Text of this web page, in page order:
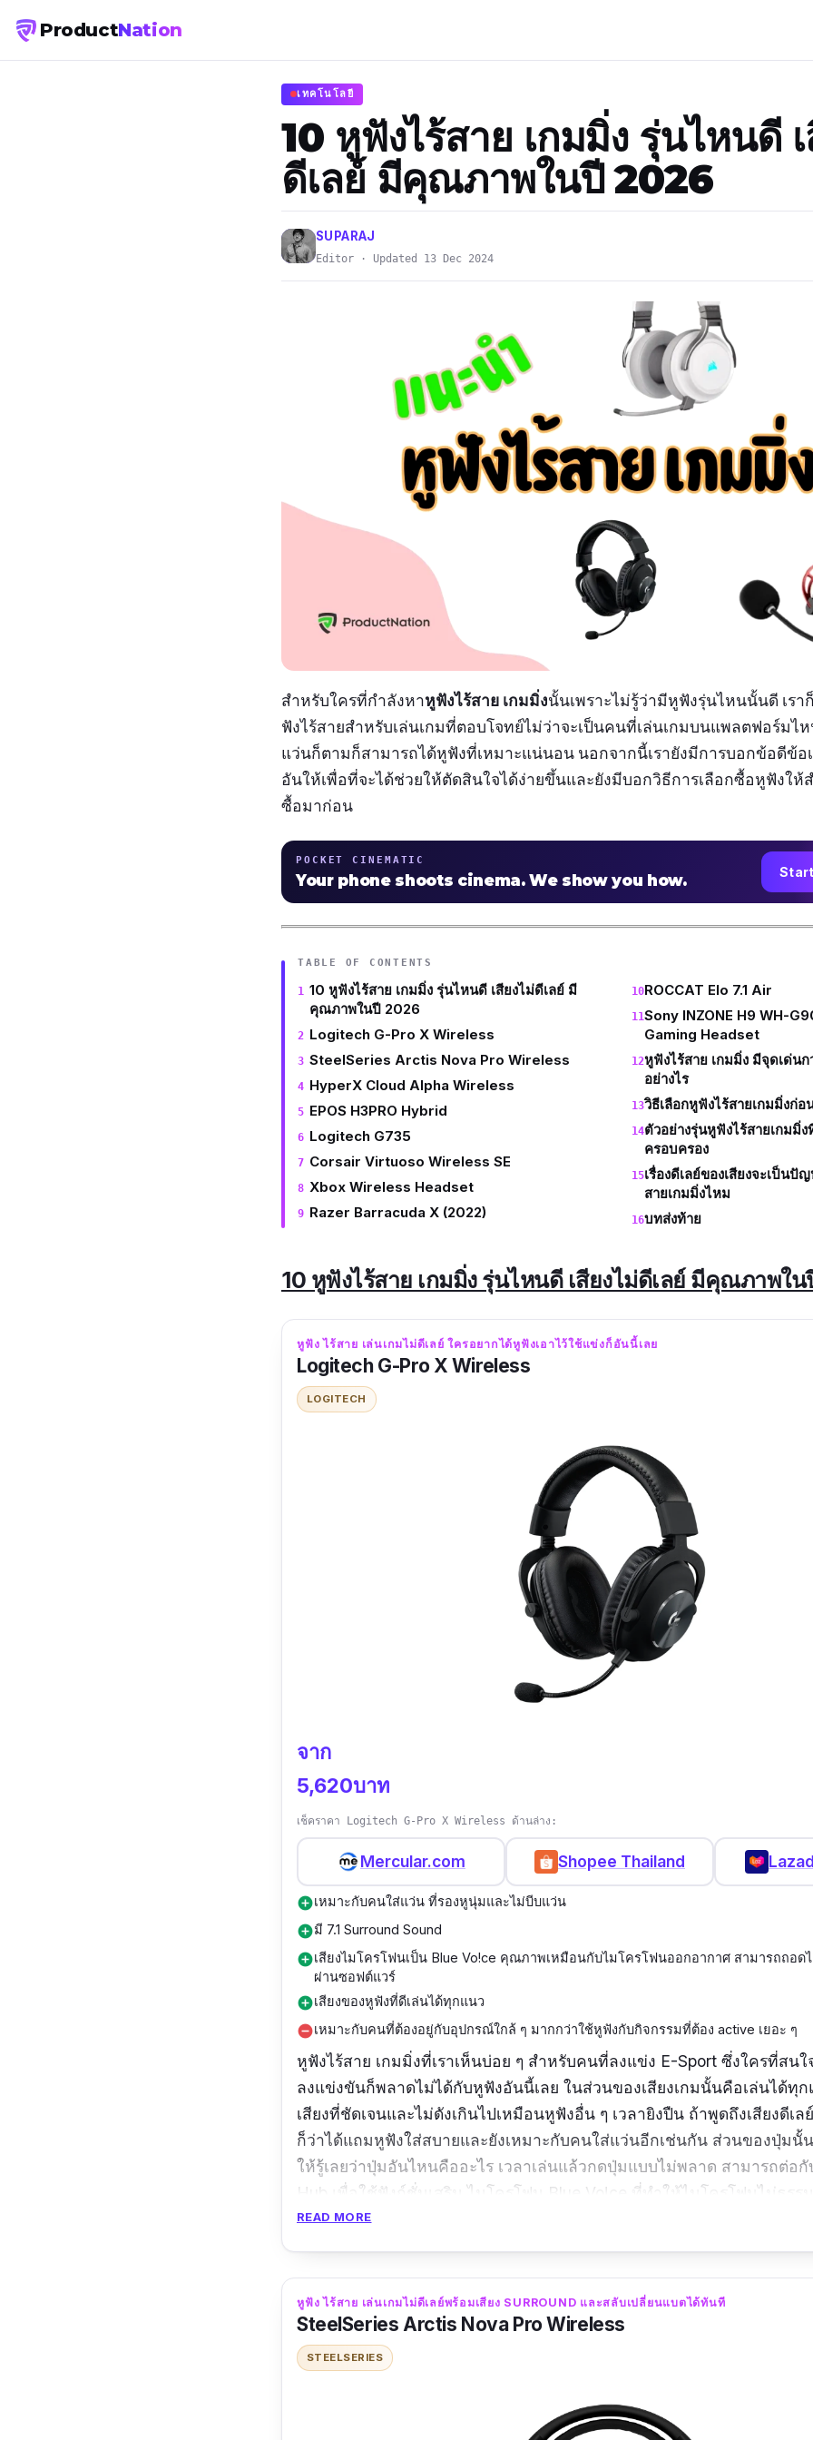
ProductNation
เทคโนโลยี
10 หูฟังไร้สาย เกมมิ่ง รุ่นไหนดี
ดีเลย์ มีคุณภาพในปี 2026
SUPARAJ
Editor · Updated 13 Dec 2024
สำหรับใครที่กำลังหาหูฟังไร้สาย เกมมิ่งนั้นเพราะไม่รู้ว่ามีหูฟังรุ่นไหนนั้นดี เรา
ฟังไร้สายสำหรับเล่นเกมที่ตอบโจทย์ไม่ว่าจะเป็นคนที่เล่นเกมบนแพลตฟอร์มไ
แว่นก็ตามก็สามารถได้หูฟังที่เหมาะแน่นอน นอกจากนี้เรายังมีการบอกข้อดีข้อ
อันให้เพื่อที่จะได้ช่วยให้ตัดสินใจได้ง่ายขึ้นและยังมีบอกวิธีการเลือกซื้อหูฟังให้
ซื้อมาก่อน
POCKET CINEMATIC
Your phone shoots cinema. We show you how.
TABLE OF CONTENTS
10 หูฟังไร้สาย เกมมิ่ง รุ่นไหนดี เสียงไม่ดีเลย์ มี
คุณภาพในปี 2026
Logitech G-Pro X Wireless
SteelSeries Arctis Nova Pro Wireless
HyperX Cloud Alpha Wireless
EPOS H3PRO Hybrid
Logitech G735
Corsair Virtuoso Wireless SE
Xbox Wireless Headset
Razer Barracuda X (2022)
ROCCAT Elo 7.1 Air
Sony INZONE H9 WH-
Gaming Headset
หูฟังไร้สาย เกมมิ่ง มีจุดเด่น
อย่างไร
วิธีเลือกหูฟังไร้สายเกมมิ่งก่อ
ตัวอย่างรุ่นหูฟังไร้สายเกมมิ่
ครอบครอง
เรื่องดีเลย์ของเสียงจะเป็น
สายเกมมิ่งไหม
บทส่งท้าย
10 หูฟังไร้สาย เกมมิ่ง รุ่นไหนดี เสียงไม่ดีเลย์ มีคุณภาพใ
หูฟัง ไร้สาย เล่นเกมไม่ดีเลย์ ใครอยากได้หูฟังเอาไว้ใช้แข่งก็อันนี้เลย
Logitech G-Pro X Wireless
LOGITECH
จาก
5,620บาท
เช็คราคา Logitech G-Pro X Wireless ด้านล่าง:
Mercular.com Shopee Thailand
add_circleเหมาะกับคนใส่แว่น ที่รองหูนุ่มและไม่บีบแว่น
add_circleมี 7.1 Surround Sound
add_circleเสียงไมโครโฟนเป็น Blue Vo!ce คุณภาพเหมือนกับไมโครโฟนออกอากาศ สามารถถอด
ผ่านซอฟต์แวร์
add_circleเสียงของหูฟังที่ดีเล่นได้ทุกแนว
remove_circleเหมาะกับคนที่ต้องอยู่กับอุปกรณ์ใกล้ ๆ มากกว่าใช้หูฟังกับกิจกรรมที่ต้อง active เยอะ ๆ
หูฟังไร้สาย เกมมิ่งที่เราเห็นบ่อย ๆ สำหรับคนที่ลงแข่ง E-Sport ซึ่งใครที่สนใ
ลงแข่งขันก็พลาดไม่ได้กับหูฟังอันนี้เลย ในส่วนของเสียงเกมนั้นคือเล่นได้ทุ
เสียงที่ชัดเจนและไม่ดังเกินไปเหมือนหูฟังอื่น ๆ เวลายิงปืน ถ้าพูดถึงเสียงดีเล
ก็ว่าได้แถมหูฟังใส่สบายและยังเหมาะกับคนใส่แว่นอีกเช่นกัน ส่วนของปุ่มนั้
ให้รู้เลยว่าปุ่มอันไหนคืออะไร เวลาเล่นแล้วกดปุ่มแบบไม่พลาด สามารถต่อ
Hub เพื่อใช้ฟังก์ชั่นเสริม ไมโครโฟน Blue Vo!ce ที่ทำให้ไมโครโฟนไม่ธรร
Driver:50 มม.
การตอบสนองความถี่ของหูฟัง:
20-20,000Hz
แบต:ใช้ได้ถึง 20 ชั่วโมง
แจ่มครับ 10/10 จัดส่งรวดเร็ว ห่อมาดีมากๆ ใครหาหูฟังเกมมิ่งแจ๋วๆแนะนำเล
READ MORE
หูฟัง ไร้สาย เล่นเกมไม่ดีเลย์พร้อมเสียง SURROUND และสลับเปลี่ยนแบตได้ทันที
SteelSeries Arctis Nova Pro Wireless
STEELSERIES